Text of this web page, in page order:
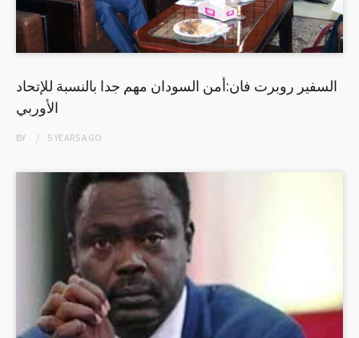
السفير روبرت فان:أمن السودان مهم جدا بالنسبة للإتحاد
الأوربي
BY 5 YEARSAGO